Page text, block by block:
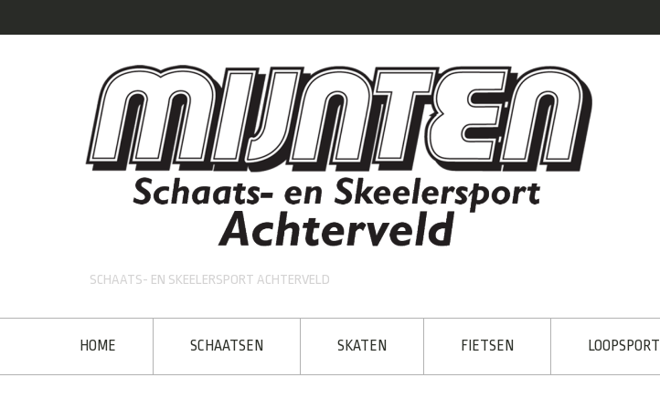
SCHAATS- EN SKEELERSPORT ACHTERVELD
HOME SCHAATSEN SKATEN FIETSEN LOOPSPORT